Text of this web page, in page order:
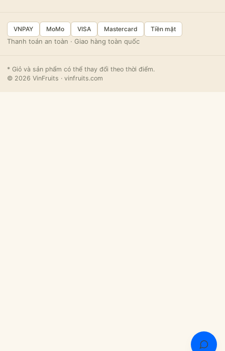
VNPAY MoMo VISA Mastercard Tiền mặt
Thanh toán an toàn · Giao hàng toàn quốc
* Giỏ và sản phẩm có thể thay đổi theo thời điểm.
© 2026 VinFruits · vinfruits.com